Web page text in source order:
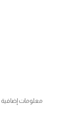
معلومات إضافية